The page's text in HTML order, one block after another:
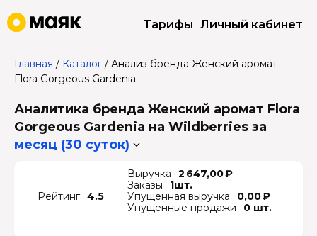
Тарифы Личный кабинет
Главная / Каталог/ Анализ бренда Женский аромат
Flora Gorgeous Gardenia
Аналитика бренда Женский аромат Flora
Gorgeous Gardenia на Wildberries за
месяц (30 суток)
Рейтинг 4.5
Выручка
2 647,00 ₽
Заказы
1шт.
Упущенная выручка
0,00 ₽
Упущенные продажи
0 шт.